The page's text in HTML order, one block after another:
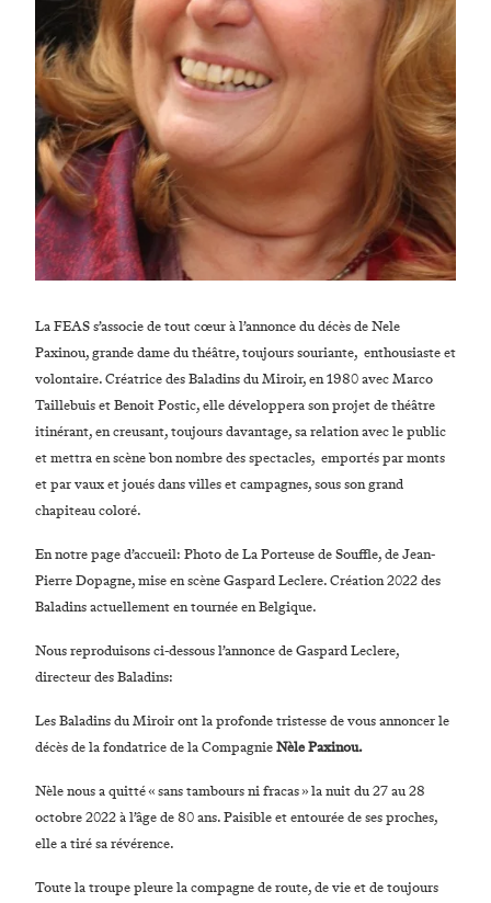
La FEAS s’associe de tout cœur à l’annonce du décès de Nele
Paxinou, grande dame du théâtre, toujours souriante, enthousiaste et
volontaire. Créatrice des Baladins du Miroir, en 1980 avec Marco
Taillebuis et Benoit Postic, elle développera son projet de théâtre
itinérant, en creusant, toujours davantage, sa relation avec le public
et mettra en scène bon nombre des spectacles, emportés par monts
et par vaux et joués dans villes et campagnes, sous son grand
chapiteau coloré.
En notre page d’accueil: Photo de La Porteuse de Souffle, de Jean-
Pierre Dopagne, mise en scène Gaspard Leclere. Création 2022 des
Baladins actuellement en tournée en Belgique.
Nous reproduisons ci-dessous l’annonce de Gaspard Leclere,
directeur des Baladins:
Les Baladins du Miroir ont la profonde tristesse de vous annoncer le
décès de la fondatrice de la Compagnie Nèle Paxinou.
Nèle nous a quitté « sans tambours ni fracas » la nuit du 27 au 28
octobre 2022 à l’âge de 80 ans. Paisible et entourée de ses proches,
elle a tiré sa révérence.
Toute la troupe pleure la compagne de route, de vie et de toujours